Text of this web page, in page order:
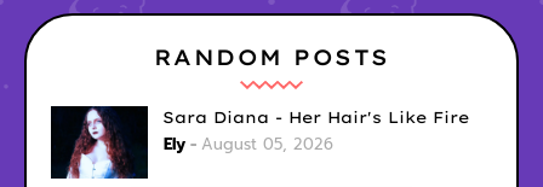
RANDOM POSTS
Sara Diana - Her Hair's Like Fire
Ely August 05, 2026